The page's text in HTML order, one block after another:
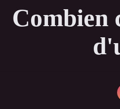
Combien